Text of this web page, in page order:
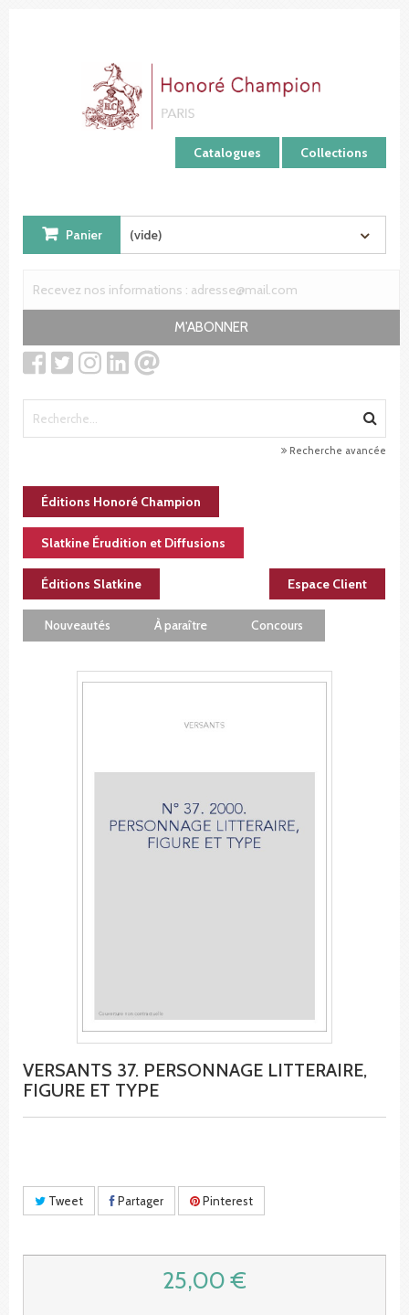
Catalogues Collections
Panier (vide)
M'ABONNER
Recherche avancée
Éditions Honoré Champion
Slatkine Érudition et Diffusions
Éditions Slatkine Espace Client
Nouveautés À paraître Concours
VERSANTS 37. PERSONNAGE LITTERAIRE,
FIGURE ET TYPE
Tweet Partager Pinterest
25,00 €